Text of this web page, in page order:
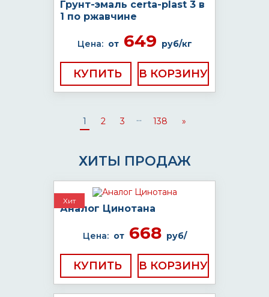
Грунт-эмаль certa-plast 3 в
1 по ржавчине
Цена: от649 руб/кг
КУПИТЬ
1 2 3 ... 138 »
ХИТЫ ПРОДАЖ
Хит
Аналог Цинотана
Цена: от668 руб/
КУПИТЬ